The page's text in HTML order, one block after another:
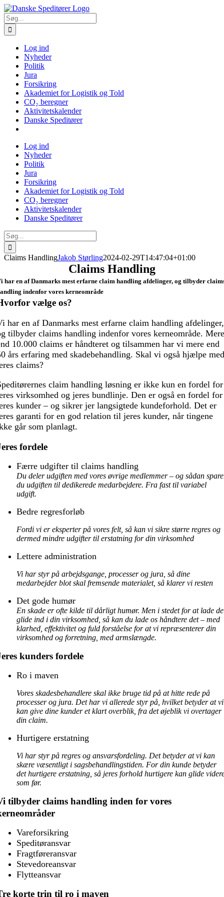
Skip
to
content
Søg
efter:
Log ind
Nyheder
Politik
Jura
Forsikring
Akademiet for Logistik og Told
CO₂ beregner
Aktivitetskalender
Danske Speditører
Log ind
Nyheder
Politik
Jura
Forsikring
Akademiet for Logistik og Told
CO₂ beregner
Aktivitetskalender
Danske Speditører
Søg
efter:
Claims HandlingJakob Størling2024-02-29T14:47:04+01:00
Claims Handling
har en af Danmarks mest erfarne claim handling afdelinger, og tilbyder
indenfor vores kerneområde
vælge os?
har en af Danmarks mest erfarne claim handling afdelinger,
tilbyder claims handling indenfor vores kerneområde. Mere
10.000 claims er håndteret og tilsammen har vi mere end
års erfaring med skadebehandling. Skal vi også hjælpe med
claims?
claim handling løsning er ikke kun en fordel for
virksomhed og jeres bundlinje. Den er også en fordel for
kunder – og sikrer jer langsigtede kundeforhold. Det er
garanti for en god relation til jeres kunder, når tingene
går som planlagt.
fordele
Færre udgifter til claims handling
Du deler udgiften med vores øvrige medlemmer – og sådan
du udgiften til dedikerede medarbejdere. Fra fast til variabel
udgift.
Bedre regresforløb
Fordi vi er eksperter på vores felt, så kan vi sikre større regres og
dermed mindre udgifter til erstatning for din virksomhed
Lettere administration
Vi har styr på arbejdsgange, processer og jura, så dine
medarbejder blot skal fremsende materialet, så klarer vi resten
Det gode humør
En skade er ofte kilde til dårligt humør. Men i stedet for at lade
glide ind i din virksomhed, så kan du lade os håndtere det – med
klarhed, effektivitet og fuld forståelse for at vi repræsenterer din
virksomhed og forretning, med armslængde.
kunders fordele
Ro i maven
Vores skadesbehandlere skal ikke bruge tid på at hitte rede på
processer og jura. Det har vi allerede styr på, hvilket betyder at vi
kan give dine kunder et klart overblik, fra det øjeblik vi overtager
din claim.
Hurtigere erstatning
Vi har styr på regres og ansvarsfordeling. Det betyder at vi kan
skære væsentligt i sagsbehandlingstiden. For din kunde betyder
det hurtigere erstatning, så jeres forhold hurtigere kan glide
som før.
tilbyder claims handling inden for vores
Vareforsikring
Speditøransvar
Fragtføreransvar
Stevedoreansvar
Flytteansvar
korte trin til ro i maven